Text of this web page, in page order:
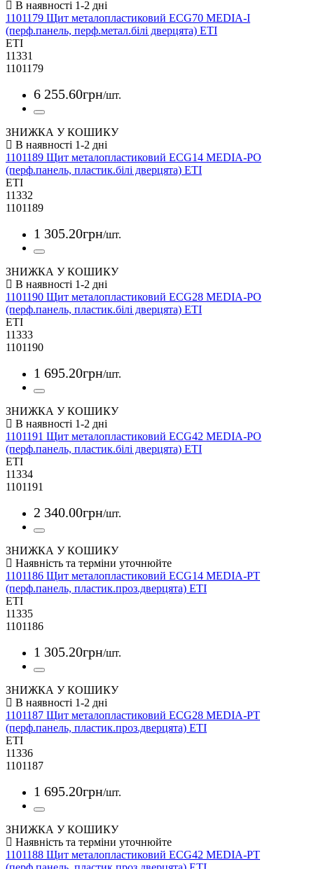
1101179 Щит металопластиковий ECG70 MEDIA-I
(перф.панель, перф.метал.білі дверцята) ETI
ETI
11331
1101179
6 255.60грн/шт.
ЗНИЖКА У КОШИКУ
1101189 Щит металопластиковий ECG14 MEDIA-PO
(перф.панель, пластик.білі дверцята) ETI
ETI
11332
1101189
1 305.20грн/шт.
ЗНИЖКА У КОШИКУ
1101190 Щит металопластиковий ECG28 MEDIA-PO
(перф.панель, пластик.білі дверцята) ETI
ETI
11333
1101190
1 695.20грн/шт.
ЗНИЖКА У КОШИКУ
1101191 Щит металопластиковий ECG42 MEDIA-PO
(перф.панель, пластик.білі дверцята) ETI
ETI
11334
1101191
2 340.00грн/шт.
ЗНИЖКА У КОШИКУ
1101186 Щит металопластиковий ECG14 MEDIA-PT
(перф.панель, пластик.проз.дверцята) ETI
ETI
11335
1101186
1 305.20грн/шт.
ЗНИЖКА У КОШИКУ
1101187 Щит металопластиковий ECG28 MEDIA-PT
(перф.панель, пластик.проз.дверцята) ETI
ETI
11336
1101187
1 695.20грн/шт.
ЗНИЖКА У КОШИКУ
1101188 Щит металопластиковий ECG42 MEDIA-PT